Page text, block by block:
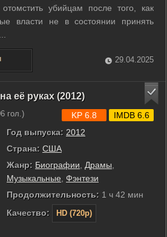
убийцам после того, как
власти не в состоянии принять
29.04.2025
её руках (2012)
гол.)
Год выпуска: 2012
Страна: США
Жанр: Биографии Драмы
Музыкальные Фэнтези
Продолжительность: 1 ч 42 мин
Качество:
HD (720p)
KP 6.8 IMDB 6.6